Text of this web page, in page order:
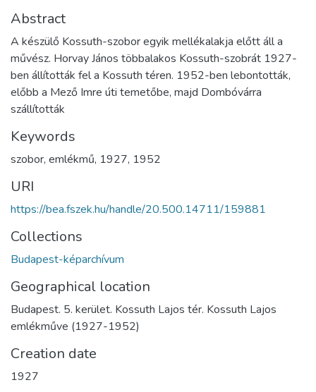
Abstract
A készülő Kossuth-szobor egyik mellékalakja előtt áll a
művész. Horvay János többalakos Kossuth-szobrát 1927-
ben állították fel a Kossuth téren. 1952-ben lebontották,
előbb a Mező Imre úti temetőbe, majd Dombóvárra
szállították
Keywords
szobor, emlékmű, 1927, 1952
URI
https://bea.fszek.hu/handle/20.500.14711/159881
Collections
Budapest-képarchívum
Geographical location
Budapest. 5. kerület. Kossuth Lajos tér. Kossuth Lajos
emlékműve (1927-1952)
Creation date
1927